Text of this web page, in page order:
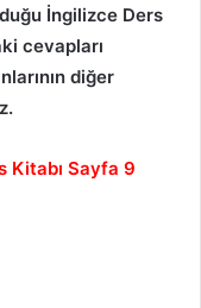
İngilizce Ders
cevapları
diğer
Kitabı Sayfa 9